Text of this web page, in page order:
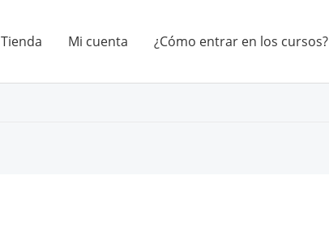
Tienda Mi cuenta ¿Cómo entrar en los cursos?